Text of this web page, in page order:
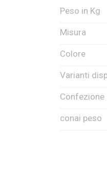
Peso in Kg
Misura
Colore
Varianti
Confezione
conai peso